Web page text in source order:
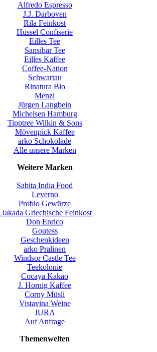
Alfredo Espresso
J.J. Darboven
Rila Feinkost
Hussel Confiserie
Eilles Tee
Sansibar Tee
Eilles Kaffee
Coffee-Nation
Schwartau
Rinatura Bio
Menzi
Jürgen Langbein
Michelsen Hamburg
Tipptree Wilkin & Sons
Mövenpick Kaffee
arko Schokolade
Alle unsere Marken
Weitere Marken
Sabita India Food
Leverno
Probio Gewürze
Griechische Feinkost
Don Enrico
Goutess
Geschenkideen
arko Pralinen
Windsor Castle Tee
Teekolonie
Cocaya Kakao
J. Hornig Kaffee
Corny Müsli
Vistavina Weine
JURA
Auf Anfrage
Themenwelten